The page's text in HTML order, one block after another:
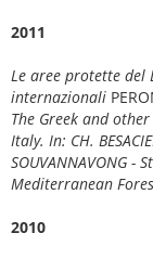
2011
Le aree protette del
internazionali
The Greek and
Italy. In: CH.
SOUVANNAVONG
Mediterranean
2010